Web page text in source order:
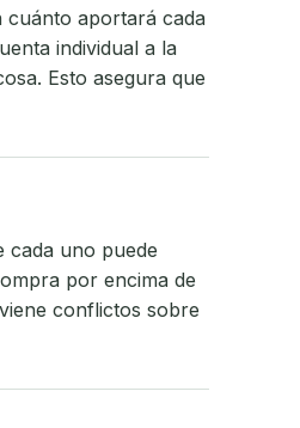
cuánto aportará cada
individual a la
Esto asegura que
cada uno puede
por encima de
conflictos sobre